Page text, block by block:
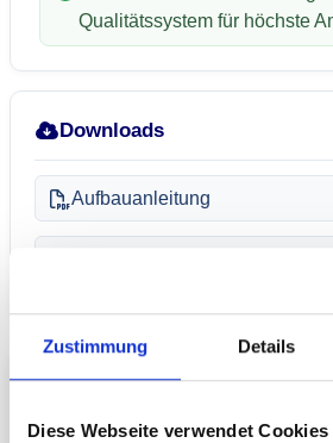
Zustimmung Details
Diese Webseite verwendet Cookies
Qualitätssystem für höchste
Downloads
Aufbauanleitung